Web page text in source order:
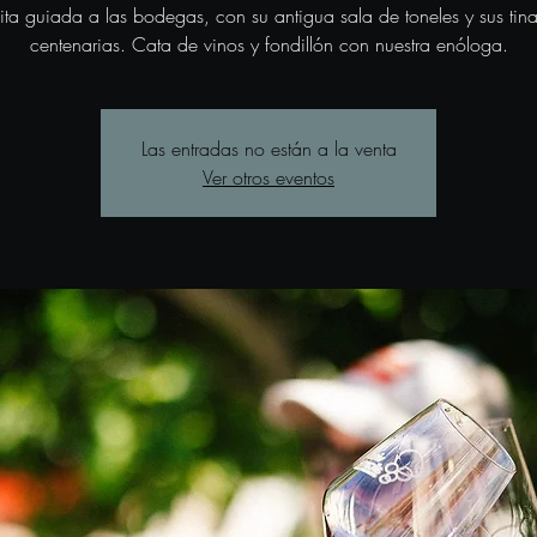
guiada a las bodegas, con su antigua sala de toneles y sus
centenarias. Cata de vinos y fondillón con nuestra enóloga.
Las entradas no están a la venta
Ver otros eventos